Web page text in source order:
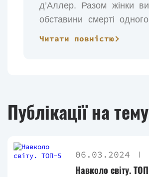
д’Аллер. Разом жінки
обставини смерті
впливовими
Читати повністю
Публікації на тему
06.03.2024
Навколо світу.